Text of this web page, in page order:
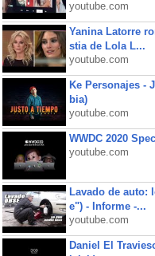
youtube.com
Yanina Latorre
stia de Lola L...
youtube.com
Ke Personajes -
bia)
youtube.com
WWDC 2020
youtube.com
Lavado de auto:
e") - Informe -...
youtube.com
Daniel El